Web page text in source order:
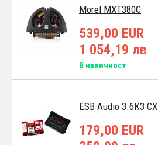
Morel MXT380C
539,00 EUR
1 054,19 лв
В наличност
ESB Audio 3.6K3 CX
179,00 EUR